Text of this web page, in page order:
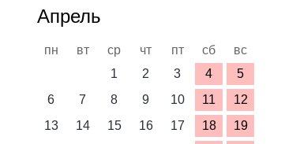
Апрель
пн вт ср чт пт сб
вс
1
2 3 4
5
6
7 8 9 10 11
12
13
14 15 16 17 18
19